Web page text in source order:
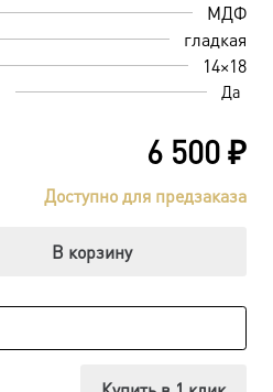
МДФ
гладкая
14×18
Да
6 500₽
Доступно для предзаказа
В корзину